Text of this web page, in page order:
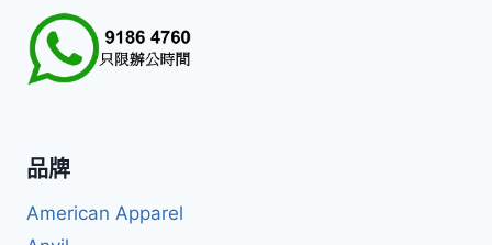
品牌
American Apparel